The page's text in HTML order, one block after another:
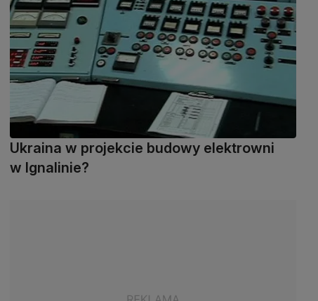
Ukraina w projekcie budowy elektrowni
w Ignalinie?